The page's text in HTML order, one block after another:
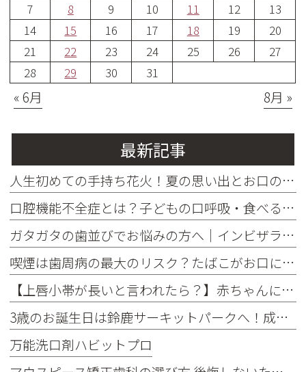
7
8 9 10 11 12
13
14
15 16 17 18 19
20
21
22 23 24 25 26
27
28
29 30 31
« 6月 8月 »
最新記事
人生初めての手持ち花火！夏の思い出とお口の健康
口腔機能不全症とは？子どもの口呼吸・食べる・話す力を育てるために知っておきたいこと
ガタガタの歯並びでお悩みの方へ｜インビザラインがおすすめな理由
喫煙は歯周病の最大のリスク？たばこがお口に与える影響をご存じですか
【上唇小帯が長いと言われたら？】赤ちゃんによくある特徴と治療が必要なケース
3歳のお誕生日は鈴鹿サーキットパークへ！成長を感じた一日でした♪
万能洗口剤ハビットプロ